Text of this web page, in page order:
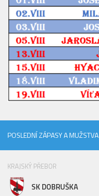
POSLEDNÍ ZÁPASY A MUŽSTVA
KRAJSKÝ PŘEBOR
SK DOBRUŠKA